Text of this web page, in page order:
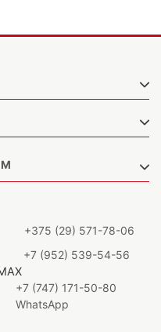
+375 (29) 571-78-06
+7 (952) 539-54-56
+7 (747) 171-50-80
WhatsApp